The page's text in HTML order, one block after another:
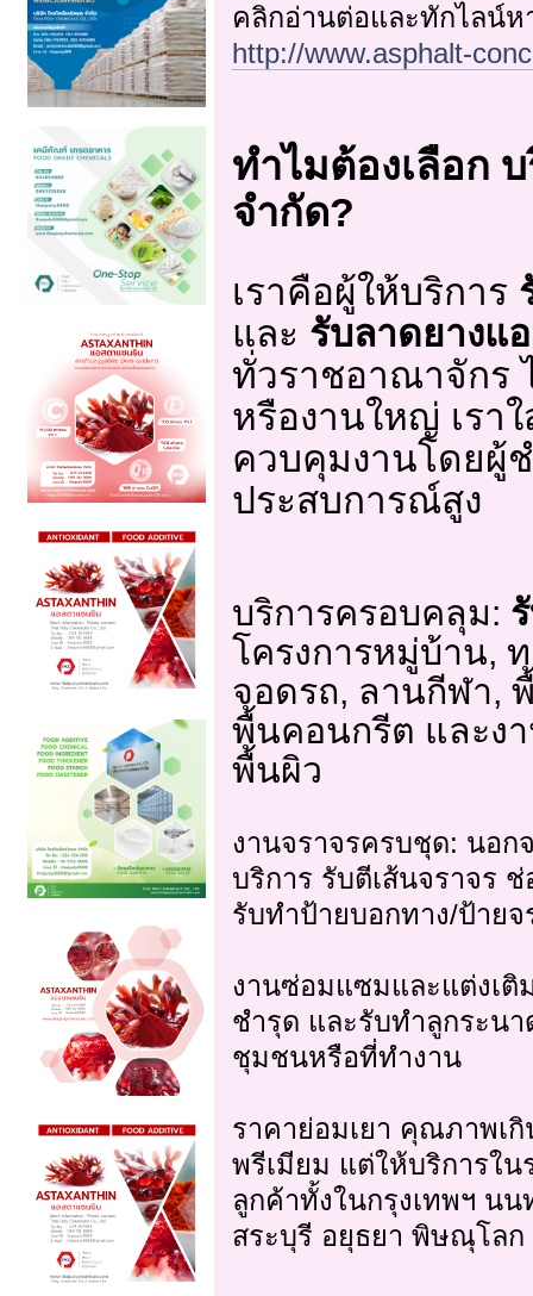
คลิกอ่านต่อและทักไลน์ห
http://www.asphalt-
ทำไมต้องเลือก
จำกัด?
เราคือผู้ให้บริการ
และ รับลาดยางแ
ทั่วราชอาณาจักร
หรืองานใหญ่ เรา
ควบคุมงานโดยผู้
ประสบการณ์สูง
บริการครอบคลุม:
โครงการหมู่บ้าน,
จอดรถ, ลานกีฬา,
พื้นคอนกรีต และง
พื้นผิว
งานจราจรครบชุด: นอก
บริการ รับตีเส้นจราจร
รับทำป้ายบอกทาง/ป้าย
งานซ่อมแซมและแต่งเ
ชำรุด และรับทำลูกระน
ชุมชนหรือที่ทำงาน
ราคาย่อมเยา คุณภาพเกิ
พรีเมียม แต่ให้บริการใ
ลูกค้าทั้งในกรุงเทพฯ น
สระบุรี อยุธยา พิษณุโล